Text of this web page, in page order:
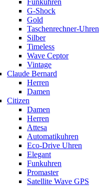
Funkuhren
G-Shock
Gold
Taschenrechner-Uhren
Silber
Timeless
Wave Ceptor
Vintage
Claude Bernard
Herren
Damen
Citizen
Damen
Herren
Attesa
Automatikuhren
Eco-Drive Uhren
Elegant
Funkuhren
Promaster
Satellite Wave GPS